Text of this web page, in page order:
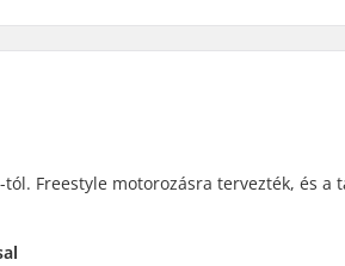
Freestyle motorozásra tervezték, és a